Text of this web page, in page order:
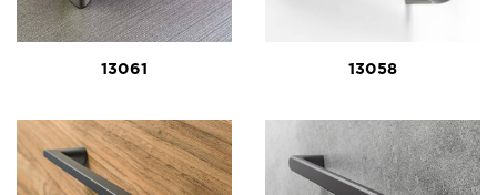
13061 13058